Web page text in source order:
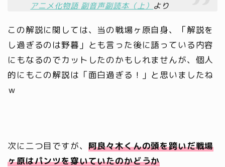
アニメ化物語 副音声副読本（上） より
この解説に関しては、当の戦場ヶ原自身、「解説を
し過ぎるのは野暮」とも言った後に語っている内容
にもなるのでカットしたのかもしれませんが、個人
的にもこの解説は「面白過ぎる！」と思いましたね
ｗ
次に二つ目ですが、 阿良々木くんの頭を跨いだ戦場
ヶ原はパンツを穿いていたのかどうか